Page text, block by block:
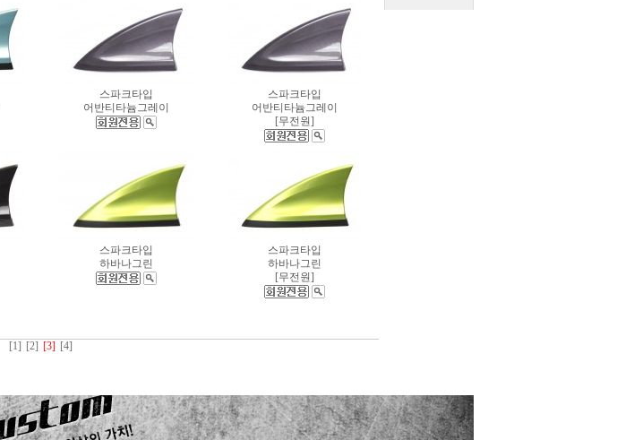
스파크타입
어반티타늄그레이
스파크타입
어반티타늄그레이
[무전원]
스파크타입
하바나그린
스파크타입
하바나그린
[무전원]
[1] [2] [3] [4]